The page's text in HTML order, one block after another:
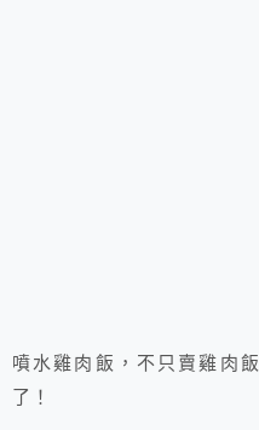
噴水雞肉飯，不只賣雞肉
了！